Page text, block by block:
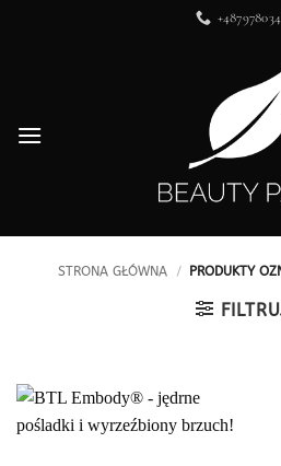
STRONA GŁÓWNA / PRODUKTY